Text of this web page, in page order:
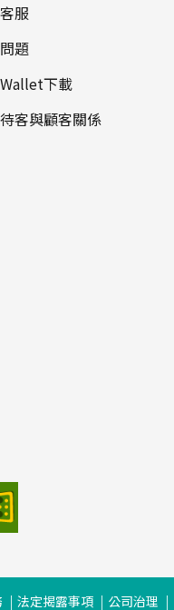
服
題
下載
客與顧客關係
法定揭露事項 公司治理